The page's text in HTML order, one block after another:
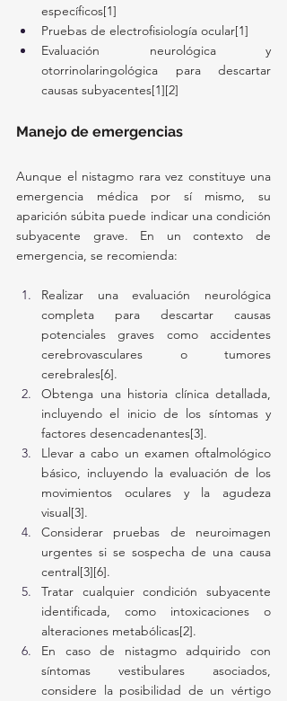
específicos[1]
Pruebas de electrofisiología ocular[1]
Evaluación neurológica y
otorrinolaringológica para descartar
causas subyacentes[1][2]
Manejo de emergencias
Aunque el nistagmo rara vez constituye una
emergencia médica por sí mismo, su
aparición súbita puede indicar una condición
subyacente grave. En un contexto de
emergencia, se recomienda:
Realizar una evaluación neurológica
completa para descartar causas
potenciales graves como accidentes
cerebrovasculares o tumores
cerebrales[6].
Obtenga una historia clínica detallada,
incluyendo el inicio de los síntomas y
factores desencadenantes[3].
Llevar a cabo un examen oftalmológico
básico, incluyendo la evaluación de los
movimientos oculares y la agudeza
visual[3].
Considerar pruebas de neuroimagen
urgentes si se sospecha de una causa
central[3][6].
Tratar cualquier condición subyacente
identificada, como intoxicaciones o
alteraciones metabólicas[2].
En caso de nistagmo adquirido con
síntomas vestibulares asociados,
considere la posibilidad de un vértigo